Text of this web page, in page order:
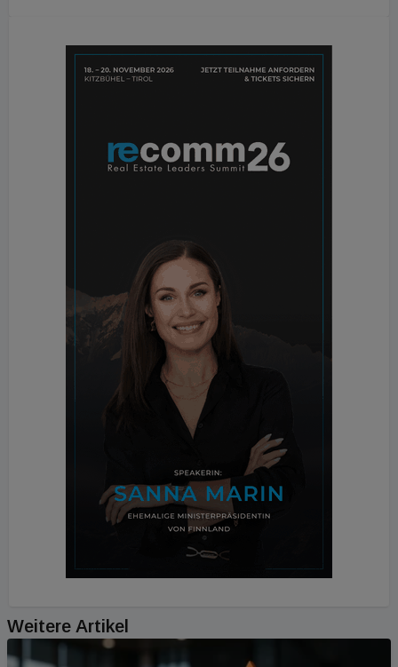
Weitere Artikel